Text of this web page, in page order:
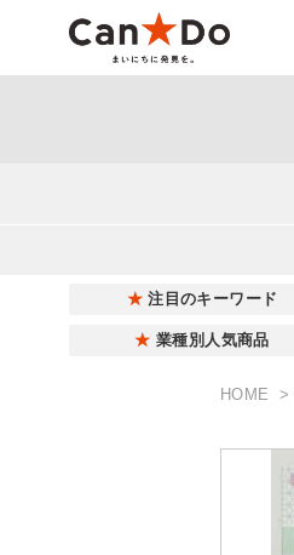
注目のキーワード
業種別人気商品
HOME